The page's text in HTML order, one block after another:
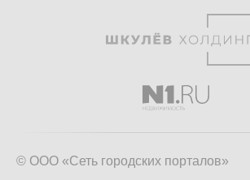
© ООО «Сеть городских порталов»